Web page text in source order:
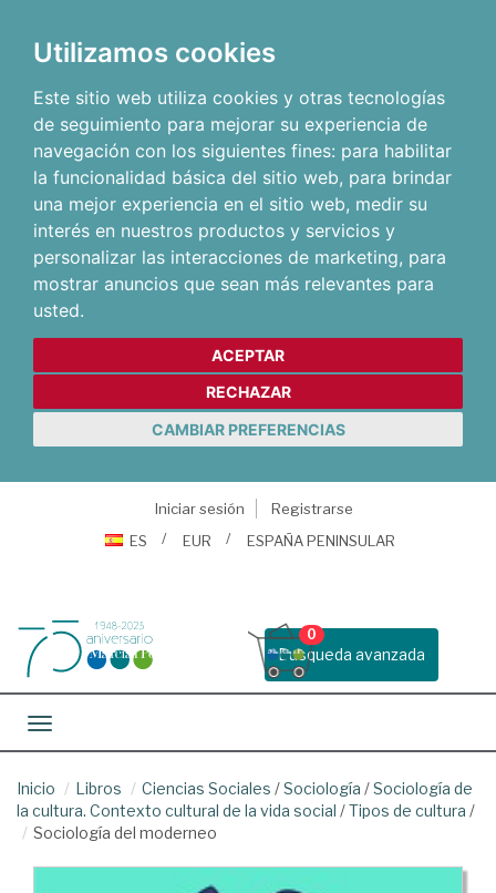
Utilizamos cookies
Este sitio web utiliza cookies y otras tecnologías
de seguimiento para mejorar su experiencia de
navegación con los siguientes fines: para habilitar
la funcionalidad básica del sitio web, para brindar
una mejor experiencia en el sitio web, medir su
interés en nuestros productos y servicios y
personalizar las interacciones de marketing, para
mostrar anuncios que sean más relevantes para
usted.
ACEPTAR
RECHAZAR
CAMBIAR PREFERENCIAS
Iniciar sesión
Registrarse
ES
EUR ESPAÑA PENINSULAR
Busqueda avanzada
0
Toggle navigation
Inicio Libros Ciencias Sociales /Sociología /Sociología de
la cultura. Contexto cultural de la vida social /Tipos de cultura /
Sociología del moderneo